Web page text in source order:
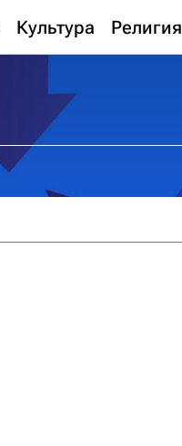
Культура Религия